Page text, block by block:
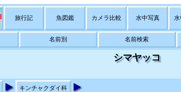
旅行記 魚図鑑 カメラ比較 水中写真 水
名前別 名前検索
シマヤッコ
キンチャクダイ科